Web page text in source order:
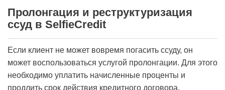
Пролонгация и реструктуризация
ссуд в SelfieCredit
Если клиент не может вовремя погасить ссуду, он
может воспользоваться услугой пролонгации. Для этого
необходимо уплатить начисленные проценты и
продлить срок действия кредитного договора.